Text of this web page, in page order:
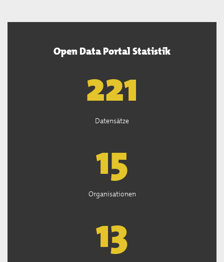
Open Data Portal Statistik
222
Datensätze
15
Organisationen
13